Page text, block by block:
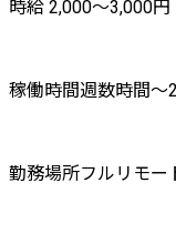
時給 2,000〜3,000円
稼働時間週数時間〜
勤務場所フルリモー